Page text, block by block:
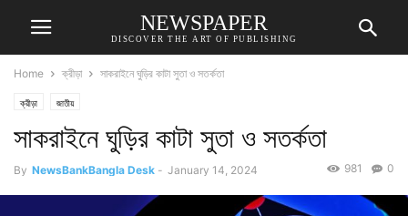
NEWSPAPER
DISCOVER THE ART OF PUBLISHING
Home ক্রীড়া সাকরাইনে ঘুড়ির কাটা সুতা ও সতর্কতা
ক্রীড়া জাতীয়
সাকরাইনে ঘুড়ির কাটা সুতা ও সতর্কতা
By NewsBankBangla Desk - January 14, 2024 0
981